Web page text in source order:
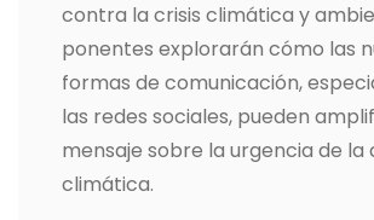
contra la crisis climática y
ponentes explorarán cómo las
formas de comunicación,
las redes sociales, pueden
mensaje sobre la urgencia de la
climática.